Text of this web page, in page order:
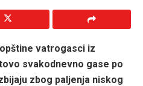
vatrogasci iz
svakodnevno gase po
zbog paljenja niskog